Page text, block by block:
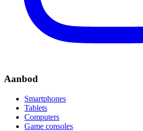
Aanbod
Smartphones
Tablets
Computers
Game consoles